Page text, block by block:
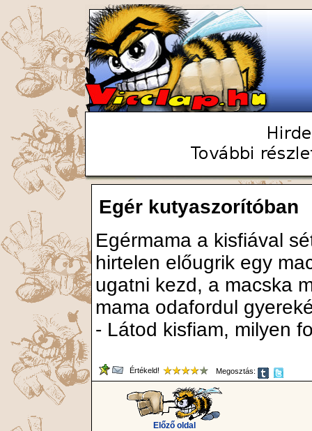
Egér kutyaszorítóban
Egérmama a kisfiával
hirtelen előugrik egy
ugatni kezd, a macska
mama odafordul
- Látod kisfiam, milyen
Értékeld! Megosztás:
Előző oldal